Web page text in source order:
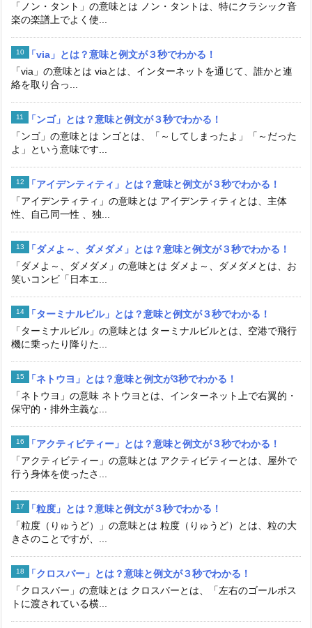
「ノン・タント」の意味とは ノン・タントは、特にクラシック音
楽の楽譜上でよく使...
「via」とは？意味と例文が３秒でわかる！
「via」の意味とは viaとは、インターネットを通じて、誰かと連
絡を取り合っ...
「ンゴ」とは？意味と例文が３秒でわかる！
「ンゴ」の意味とは ンゴとは、「～してしまったよ」「～だった
よ」という意味です...
「アイデンティティ」とは？意味と例文が３秒でわかる！
「アイデンティティ」の意味とは アイデンティティとは、主体
性、自己同一性 、独...
「ダメよ～、ダメダメ」とは？意味と例文が３秒でわかる！
「ダメよ～、ダメダメ」の意味とは ダメよ～、ダメダメとは、お
笑いコンビ「日本エ...
「ターミナルビル」とは？意味と例文が３秒でわかる！
「ターミナルビル」の意味とは ターミナルビルとは、空港で飛行
機に乗ったり降りた...
「ネトウヨ」とは？意味と例文が3秒でわかる！
「ネトウヨ」の意味 ネトウヨとは、インターネット上で右翼的・
保守的・排外主義な...
「アクティビティー」とは？意味と例文が３秒でわかる！
「アクティビティー」の意味とは アクティビティーとは、屋外で
行う身体を使ったさ...
「粒度」とは？意味と例文が３秒でわかる！
「粒度（りゅうど）」の意味とは 粒度（りゅうど）とは、粒の大
きさのことですが、...
「クロスバー」とは？意味と例文が３秒でわかる！
「クロスバー」の意味とは クロスバーとは、「左右のゴールポス
トに渡されている横...